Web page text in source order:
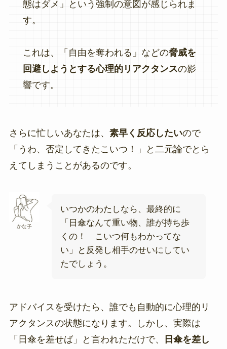
態はダメ」という強制の意図が感じられま
す。
これは、「自由を奪われる」などの脅威を
回避しようとする心理的リアクタンスの影
響です。
さらに忙しいあなたは、 素早く反応したいので
「うわ、否定してきたこいつ！」と二元論でとら
えてしまうことがあるのです。
かな子
いつかのわたしなら、最終的に
「日傘なんて重い物、誰が持ち歩
くの！ こいつ何もわかってな
い」と反発し相手のせいにしてい
たでしょう。
アドバイスを受けたら、誰でも自動的に心理的リ
アクタンスの状態になります。しかし、実際は
「日傘を差せば」と言われただけで、
日傘を差し